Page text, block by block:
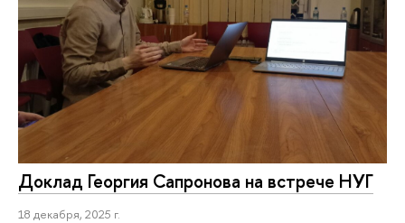
Доклад Георгия Сапронова на встрече НУГ
18 декабря, 2025 г.